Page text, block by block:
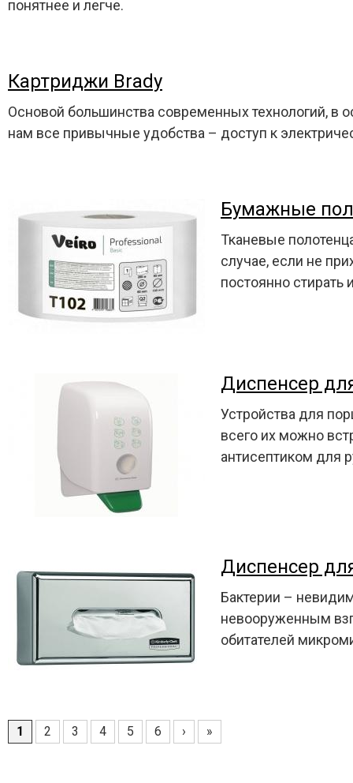
понятнее и легче.
Картриджи Brady
Основой большинства современных технологий, в
нам все привычные удобства – доступ к
Бумажные
Тканевые
случае, если не
постоянно стирать
Диспенсер
Устройства для
всего их можно
антисептиком для
Диспенсер
Бактерии –
невооруженным
обитателей
1 2 3 4 5 6 › »